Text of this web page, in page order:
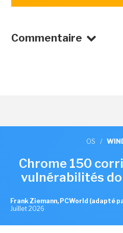
Commentaire
OS /
Chrome 150
vulnérabilités
Frank Ziemann, PCWorld (adapté
Juillet 2026